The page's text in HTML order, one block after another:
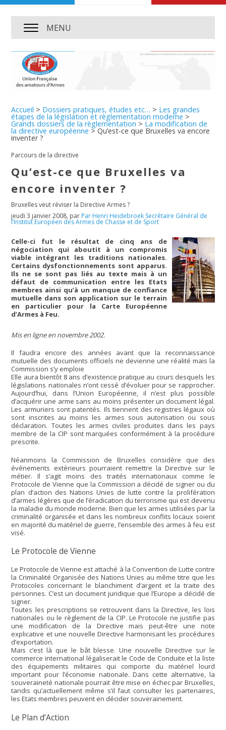
MENU
Accueil > Dossiers pratiques, études etc… > Les grandes
étapes de la législation et règlementation moderne >
Grands dossiers de la règlementation > La modification de
la directive européenne >Qu’est-ce que Bruxelles va encore
inventer ?
Parcours de la directive
Qu’est-ce que Bruxelles va
encore inventer ?
Bruxelles veut réviser la Directive Armes ?
jeudi 3 janvier 2008, par Par Henri Heidebroek Secrétaire Général de
l’Institut Européen des Armes de Chasse et de Sport
Celle-ci fut le résultat de cinq ans de
négociation qui aboutit à un compromis
viable intégrant les traditions nationales.
Certains dysfonctionnements sont apparus.
Ils ne se sont pas liés au texte mais à un
défaut de communication entre les Etats
membres ainsi qu’à un manque de confiance
mutuelle dans son application sur le terrain
en particulier pour la Carte Européenne
d’Armes à Feu.
Mis en ligne en novembre 2002.
Il faudra encore des années avant que la reconnaissance
mutuelle des documents officiels ne devienne une réalité mais la
Commission s’y emploie
Elle aura bientôt 8 ans d’existence pratique au cours desquels les
législations nationales n’ont cessé d’évoluer pour se rapprocher.
Aujourd’hui, dans l’Union Européenne, il n’est plus possible
d’acquérir une arme sans au moins présenter un document légal.
Les armuriers sont patentés. Ils tiennent des registres légaux où
sont inscrites au moins les armes sous autorisation ou sous
déclaration. Toutes les armes civiles produites dans les pays
membre de la CIP sont marquées conformément à la procédure
prescrite.
Néanmoins la Commission de Bruxelles considère que des
événements extérieurs pourraient remettre la Directive sur le
métier. Il s’agit moins des traités internationaux comme le
Protocole de Vienne que la Commission a décidé de signer ou du
plan d’action des Nations Unies de lutte contre la prolifération
d’armes légères que de l’éradication du terrorisme qui est devenu
la maladie du monde moderne. Bien que les armes utilisées par la
criminalité organisée et dans les nombreux conflits locaux soient
en majorité du matériel de guerre, l’ensemble des armes à feu est
visé.
Le Protocole de Vienne
Le Protocole de Vienne est attaché à la Convention de Lutte contre
la Criminalité Organisée des Nations Unies au même titre que les
Protocoles concernant le blanchiment d’argent et la traite des
personnes. C’est un document juridique que l’Europe a décidé de
signer.
Toutes les prescriptions se retrouvent dans la Directive, les lois
nationales ou le règlement de la CIP. Le Protocole ne justifie pas
une modification de la Directive mais peut-être une note
explicative et une nouvelle Directive harmonisant les procédures
d’exportation.
Mais c’est là que le bât blesse. Une nouvelle Directive sur le
commerce international légaliserait le Code de Conduite et la liste
des équipements militaires qui comporte du matériel lourd
important pour l’économie nationale. Dans cette alternative, la
souveraineté nationale pourrait être mise en échec par Bruxelles,
tandis qu’actuellement même s’il faut consulter les partenaires,
les Etats membres peuvent en décider souverainement.
Le Plan d’Action